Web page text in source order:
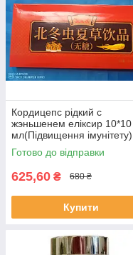
Кордицепс рідкий с
жэньшенем еліксир 10*10
мл(Підвищення імунітету)
Готово до відправки
625,60 ₴ 680 ₴
Купити